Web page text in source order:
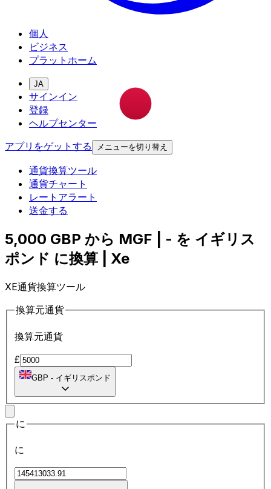
個人
ビジネス
プラットホーム
JA
サインイン
登録
ヘルプセンター
アプリをゲットする
メニューを切り替え
通貨換算ツール
通貨チャート
レートアラート
送金する
5,000 GBP から MGF | - を イギリス
ポンド に換算 | Xe
XE通貨換算ツール
換算元通貨
換算元通貨
£
GBP - イギリスポンド
に
に